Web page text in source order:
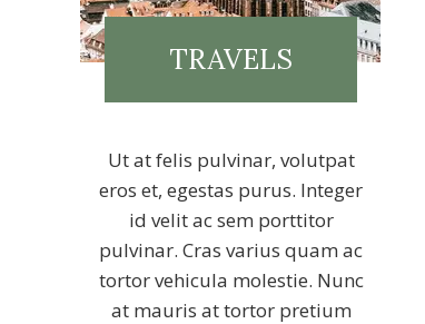
TRAVELS
Ut at felis pulvinar, volutpat
eros et, egestas purus. Integer
id velit ac sem porttitor
pulvinar. Cras varius quam ac
tortor vehicula molestie. Nunc
at mauris at tortor pretium